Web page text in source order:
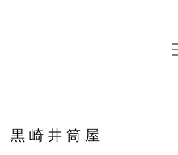
黒崎井筒屋